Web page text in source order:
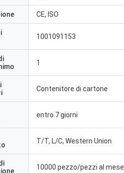
CE, ISO
1001091153
1
Contenitore di cartone
entro 7 giorni
T/T, L/C, Western Union
10000 pezzo/pezzi al mese